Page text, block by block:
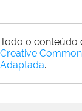
Todo o conteúdo
Creative
Adaptada.